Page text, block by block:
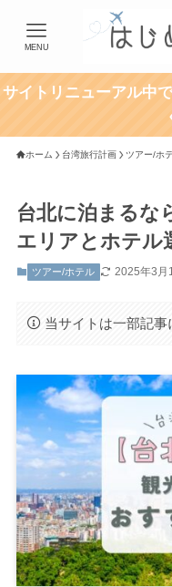
MENU
サイトリニューアル中
ホーム 台湾旅行計画 ツアー/ホ
台北に泊まるな
エリアとホテル
ツアー/ホテル 2025年3月
当サイトは一部記